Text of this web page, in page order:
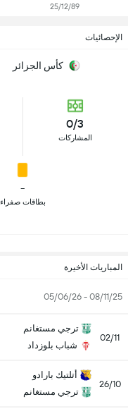
25/12/89
الإحصائيات
كأس الجزائر
0/3
المشاركات
-
بطاقات صفراء
المباريات الأخيرة
08/11/25 - 05/06/26
02/11
ترجي مستغانم
شباب بلوزداد
26/10
أتلتيك بارادو
ترجي مستغانم